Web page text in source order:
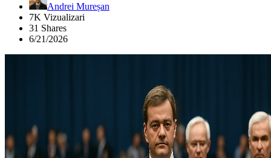
Andrei Mureșan
7K Vizualizari
31 Shares
6/21/2026